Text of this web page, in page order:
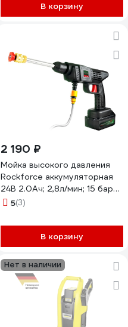
В корзину
2 190 ₽
Мойка высокого давления
Rockforce аккумуляторная
24В 2.0Ач; 2,8л/мин; 15 бар
RF-XK01-40A(67691)
5(3)
В корзину
Нет в наличии